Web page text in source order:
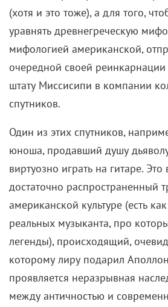
его услугам была вся мощь
производственной машины,
вышло колоссальным.
зашкаливающее количество
метр, множество тем, которые
сюжетных линий, которые нужно
Недовольные однозначно
которых у Нолана хоть
ему сокрушительного провала.
испытывать уважение к тому
Кристофер воскрешает некогда
забытый жанр пеплума. И еще
восхищаться его стремлением
вызов и взбираться на вершины,
большинство творцов не
приблизиться.